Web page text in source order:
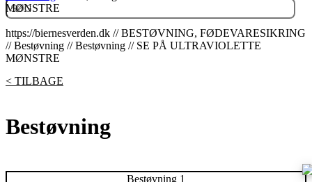
MØNSTRE
https://biernesverden.dk // BESTØVNING, FØDEVARESIKRING
// Bestøvning // Bestøvning // SE PÅ ULTRAVIOLETTE
MØNSTRE
< TILBAGE
Bestøvning
Bestøvning 1